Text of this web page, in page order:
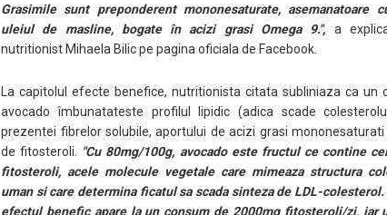
Grasimile sunt preponderent mononesaturate, asemanatoare
uleiul de masline, bogate în acizi grasi Omega 9.", a
nutritionist Mihaela Bilic pe pagina oficiala de Facebook.
La capitolul efecte benefice, nutritionista citata subliniaza ca un
avocado îmbunatateste profilul lipidic (adica scade
prezentei fibrelor solubile, aportului de acizi grasi
de fitosteroli.
"Cu 80mg/100g, avocado este fructul ce contine
fitosteroli, acele molecule vegetale care mimeaza structura
uman si care determina ficatul sa scada sinteza de LDL-colesterol.
efectul benefic apare la un consum de 2000mg fitosteroli/zi, iar